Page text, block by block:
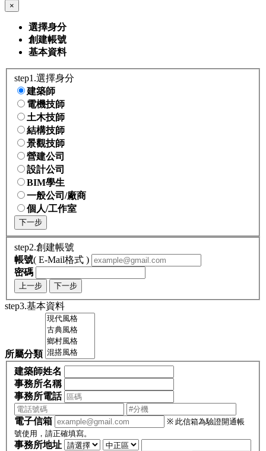
×
選擇身分
創建帳號
基本資料
step1.選擇身分
建築師
電機技師
土木技師
結構技師
景觀技師
營建公司
設計公司
BIM學生
一般公司/廠商
個人/工作室
下一步
step2.創建帳號
帳號( E-Mail格式 )
密碼
上一步 下一步
step3.基本資料
所屬分類
建築師姓名
事務所名稱
事務所電話
電子信箱
※ 此信箱為驗證開通帳
號使用，請正確填寫。
事務所地址